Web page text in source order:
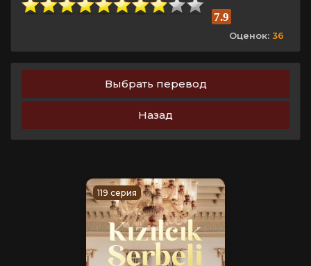
7.9
Оценок: 36
Выбрать перевод
Назад
119 серия